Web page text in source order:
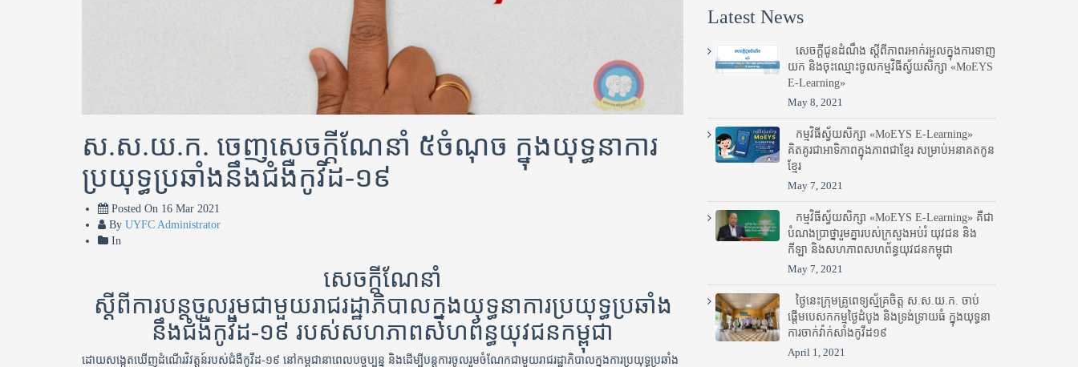
ស.ស.យ.ក. ចេញសេចក្តីណែនាំ ៥ចំណុច ក្នុងយុទ្ធនាការ
ប្រយុទ្ធប្រឆាំងនឹងជំងឺកូវីដ-១៩
Posted On 16 Mar 2021
By UYFC Administrator
In
សេចក្ដីណែនាំ
ស្ដីពីការបន្តចូលរួមជាមួយរាជរដ្ឋាភិបាលក្នុងយុទ្ធនាការប្រយុទ្ធប្រឆាំង
នឹងជំងឺកូវីដ-១៩ របស់សហភាពសហព័ន្ធយុវជនកម្ពុជា
ដោយសង្កេតឃើញដំណើរវិវត្តន៍របស់ជំងឺកូវីដ-១៩ នៅកម្ពុជានាពេលបច្ចុប្បន្ន និងដើម្បីបន្តការចូលរួមចំណែកជាមួយរាជរដ្ឋាភិបាលក្នុងការប្រយុទ្ធប្រឆាំង
Latest News
សេចក្តីជូនដំណឹង ស្តី​ពីភាព​រអាក់រអួល​ក្នុងការ​ទាញ​
យក និង​ចុះ​ឈ្មោះ​ចូល​កម្មវិធី​ស្វ័យសិក្សា «MoEYS
E-Learning»
May 8, 2021
កម្មវិធីស្វ័យសិក្សា «MoEYS E-Learning»
គិតគូរជាអាទិភាពក្នុងភាពជាខ្មែរ សម្រាប់អនាគតកូន
ខ្មែរ
May 7, 2021
កម្មវិធីស្វ័យសិក្សា «MoEYS E-Learning» គឺជា
បំណងប្រាថ្នារួមគ្នារបស់ក្រសួងអប់រំ​ យុវជន និង
កីឡា និងសហភាពសហព័ន្ធយុវជនកម្ពុជា
May 7, 2021
ថ្ងៃនេះក្រុមគ្រូពេទ្យស្ម័គ្រចិត្ត ស.ស.យ.ក. ចាប់
ផ្តើមបេសកកម្មថ្ងៃដំបូង និងទ្រង់ទ្រាយធំ ក្នុងយុទ្ធនា
ការចាក់វ៉ាក់សាំងកូវីដ១៩
April 1, 2021